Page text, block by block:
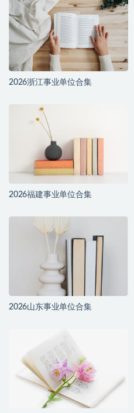
2026浙江事业单位合集
2026福建事业单位合集
2026山东事业单位合集